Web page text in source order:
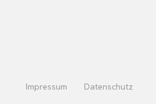
Impressum Datenschutz